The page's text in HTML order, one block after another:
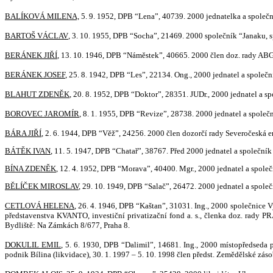
BALÍKOVÁ MILENA, 5. 9. 1952, DPB “Lena”, 40739. 2000 jednatelka a
BARTOŠ VÁCLAV, 3. 10. 1955, DPB “Socha”, 21469. 2000 společník “Janaku,
BERÁNEK JIŘÍ, 13. 10. 1946, DPB “Náměstek”, 40665. 2000 člen doz. rady
BERÁNEK JOSEF, 25. 8. 1942, DPB “Les”, 22134. Ong., 2000 jednatel a
BLAHUT ZDENĚK, 20. 8. 1952, DPB “Doktor”, 28351. JUDr., 2000 jednatel a
BOROVEC JAROMÍR, 8. 1. 1955, DPB “Revize”, 28738. 2000 jednatel a
BÁRA JIŘÍ, 2. 6. 1944, DPB “Věž”, 24256. 2000 člen dozorčí rady
BÁTĚK IVAN, 11. 5. 1947, DPB “Chatař”, 38767. Před 2000 jednatel a
BÍNA ZDENĚK, 12. 4. 1952, DPB “Morava”, 40400. Mgr., 2000 jednatel a
BĚLÍČEK MIROSLAV, 29. 10. 1949, DPB “Salač”, 26472. 2000 jednatel a
CETLOVÁ HELENA, 26. 4. 1946, DPB “Kaštan”, 31031. Ing., 2000 společnice
představenstva KVANTO, investiční privatizační fond a. s., členka doz. rady
Bydliště: Na Zámkách 8/677, Praha 8.
DOKULIL EMIL, 5. 6. 1930, DPB “Dalimil”, 14681. Ing., 2000 místopředseda
podnik Bílina (likvidace), 30. 1. 1997 – 5. 10. 1998 člen předst. Zemědělské